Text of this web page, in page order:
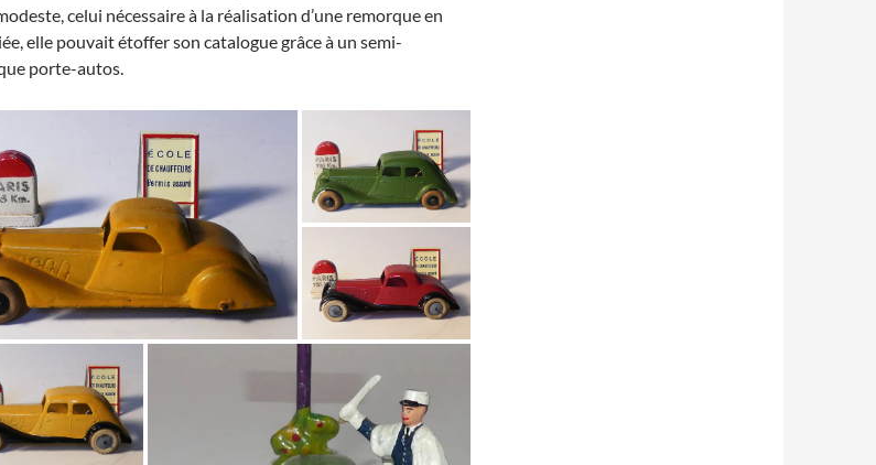
celui nécessaire à la réalisation d’une remorque en
elle pouvait étoffer son catalogue grâce à un semi-
porte-autos.